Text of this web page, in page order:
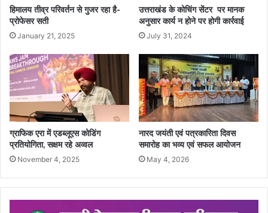
हिमालय तीव्र परिवर्तन से गुजर रहा है-
प्रोफेसर सती
January 21, 2025
उत्तराखंड के कोचिंग सेंटर पर मानक
अनुसार कार्य न होने पर होगी कार्रवाई
July 31, 2024
ग्राफिक एरा में एडब्लूएस कोडिंग
प्रतियोगिता, सक्षम रहे अव्वल
November 4, 2025
नारद जयंती एवं पत्रकारिता दिवस
समारोह का भव्य एवं सफल आयोजन
May 4, 2026